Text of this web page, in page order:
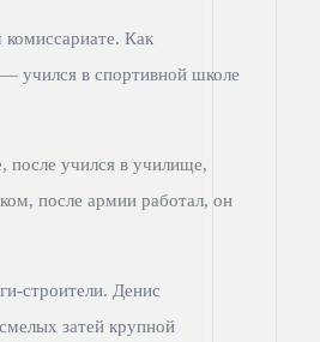
Как
— учился в спортивной школе
после учился в училище,
после армии работал, он
строители. Денис
затей крупной